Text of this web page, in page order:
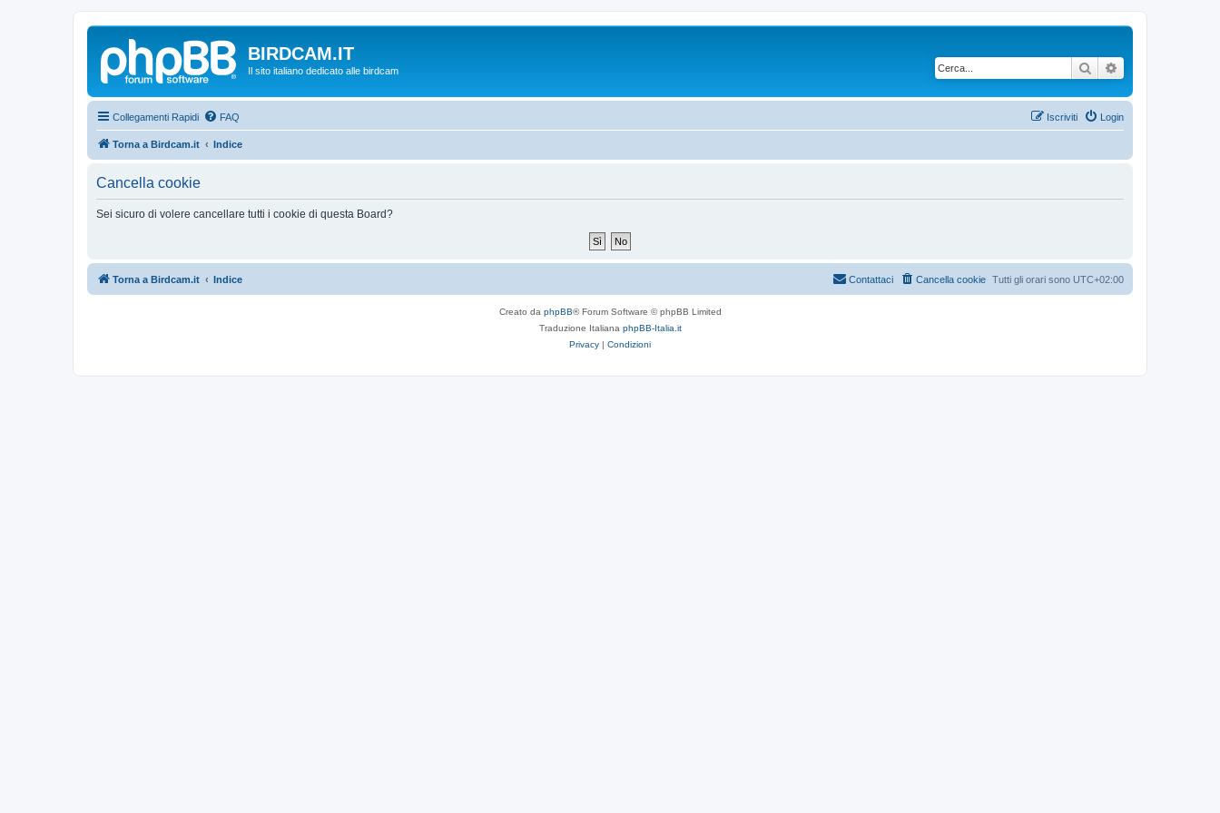
BIRDCAM.IT
Il sito italiano dedicato alle birdcam Cerca
Collegamenti Rapidi FAQ Login
Iscriviti
Torna a Birdcam.it Indice
Cancella cookie
Sei sicuro di volere cancellare tutti i cookie di questa Board?
Torna a Birdcam.it Indice Tutti gli orari sono UTC+02:00
Cancella cookie
Contattaci
Creato da phpBB® Forum Software © phpBB Limited
Traduzione Italiana phpBB-Italia.it
Privacy | Condizioni